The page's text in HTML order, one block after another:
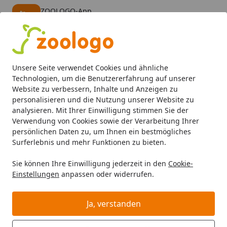
Unsere Seite verwendet Cookies und ähnliche
Technologien, um die Benutzererfahrung auf unserer
Website zu verbessern, Inhalte und Anzeigen zu
personalisieren und die Nutzung unserer Website zu
analysieren. Mit Ihrer Einwilligung stimmen Sie der
Verwendung von Cookies sowie der Verarbeitung Ihrer
persönlichen Daten zu, um Ihnen ein bestmögliches
Surferlebnis und mehr Funktionen zu bieten.
Sie können Ihre Einwilligung jederzeit in den Cookie-
Einstellungen anpassen oder widerrufen.
Ja, verstanden
ZOOLOGO-App
Alle Produkte
Mein Konto
Suchen
Startseite
catit Katze Katzenklappen
catit Katzenklappen
catit Katzenklappen bei Zoologo und finden Sie
Haustier. Unser Sortiment umfasst Tierbedarf, Futter
und Zubehör für unterschiedliche Bedürfnisse.
Ihre Artikelübersicht